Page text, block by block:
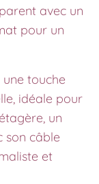
avec un
pour un
touche
idéale pour
un
son câble
et